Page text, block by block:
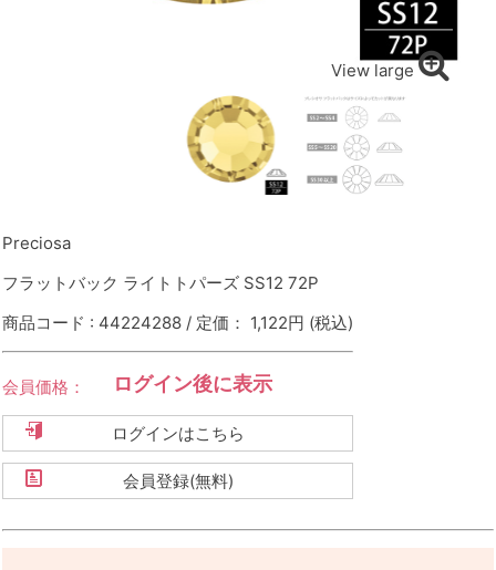
View large
Preciosa
フラットバック ライトトパーズ SS12 72P
商品コード : 44224288 / 定価： 1,122円 (税込)
会員価格： ログイン後に表示
ログインはこちら
会員登録(無料)